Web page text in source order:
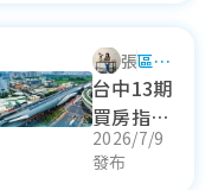
級餐廳地
圖看這
邊！
張芮瑜
區域
生活
台中13期
買房指南
｜台中13
期機能？
2026/7/9
發布